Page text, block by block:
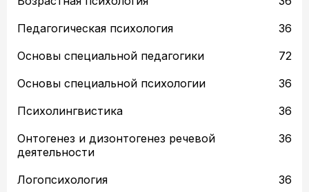
Педагогическая психология
36
Основы специальной педагогики
72
Основы специальной психологии
36
Психолингвистика
36
Онтогенез и дизонтогенез речевой
деятельности
36
Логопсихология
36